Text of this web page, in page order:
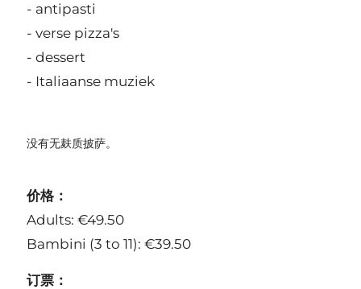
- antipasti
- verse pizza's
- dessert
- Italiaanse muziek
没有无麸质披萨。
价格：
Adults: €49.50
Bambini (3 to 11): €39.50
订票：